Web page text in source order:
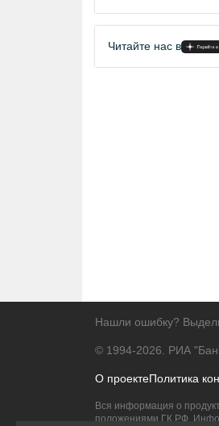
Читайте нас в
Нашли ошибку?
© 1994-2026. РИА
О проектеПолитика
Вся информация о
положениями ГК РФ.